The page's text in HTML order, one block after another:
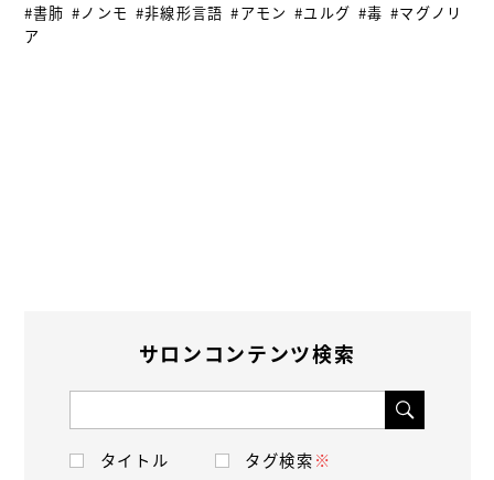
#書肺 #ノンモ #非線形言語 #アモン #ユルグ #毒 #マグノリ
ア
サロンコンテンツ検索
タイトル タグ検索※